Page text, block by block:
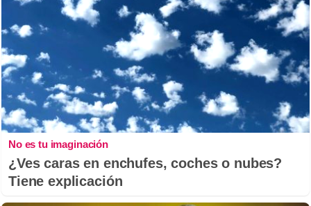
No es tu imaginación
¿Ves caras en enchufes, coches o nubes?
Tiene explicación